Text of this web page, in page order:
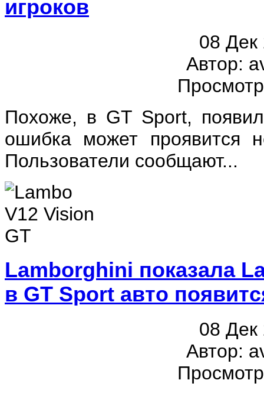
игроков
08 Дек
Автор:
Похоже, в GT Sport,
ошибка может проявится
Пользователи сообщают...
Lamborghini показала
в GT Sport авто
08 Дек
Автор: